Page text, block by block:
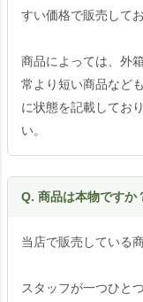
すい価格で販売してお
商品によっては、外
常より短い商品など
に状態を記載してお
い。
Q. 商品は本物ですか
当店で販売している
スタッフが一つひと